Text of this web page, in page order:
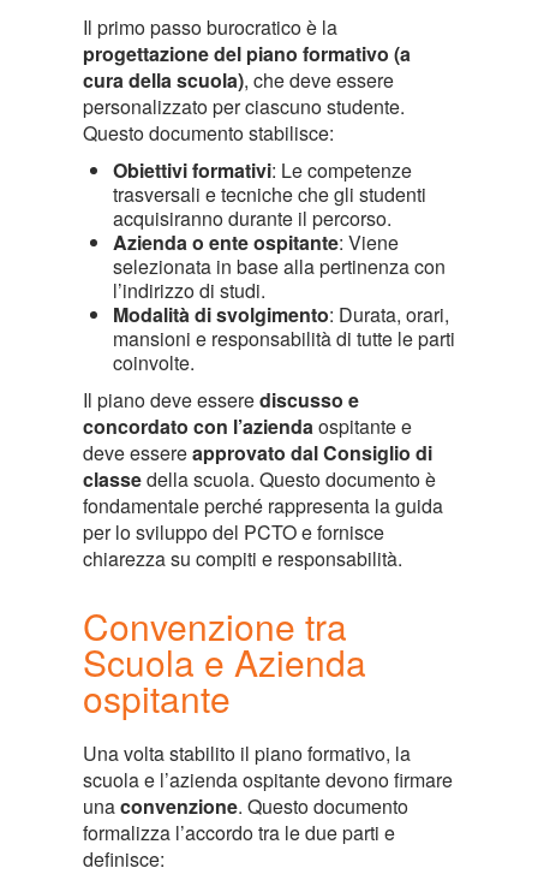
Il primo passo burocratico è la
progettazione del piano formativo (a
cura della scuola), che deve essere
personalizzato per ciascuno studente.
Questo documento stabilisce:
Obiettivi formativi: Le competenze
trasversali e tecniche che gli studenti
acquisiranno durante il percorso.
Azienda o ente ospitante: Viene
selezionata in base alla pertinenza con
l’indirizzo di studi.
Modalità di svolgimento: Durata, orari,
mansioni e responsabilità di tutte le parti
coinvolte.
Il piano deve esserediscusso e
concordato con l’aziendaospitante e
deve essereapprovato dal Consiglio di
classedella scuola. Questo documento è
fondamentale perché rappresenta la guida
per lo sviluppo del PCTO e fornisce
chiarezza su compiti e responsabilità.
Convenzione tra
Scuola e Azienda
ospitante
Una volta stabilito il piano formativo, la
scuola e l’azienda ospitante devono firmare
unaconvenzione. Questo documento
formalizza l’accordo tra le due parti e
definisce: